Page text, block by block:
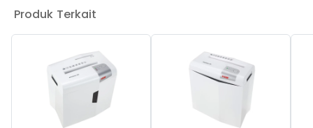
Produk Terkait